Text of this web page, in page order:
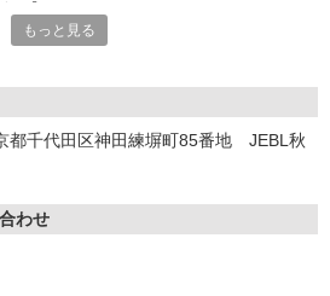
OK
）】
中から、あなたにピッタリのお仕事を
気になる事はしっかりチェック！
もっと見る
都千代田区神田練塀町85番地 JEBL秋
わせ